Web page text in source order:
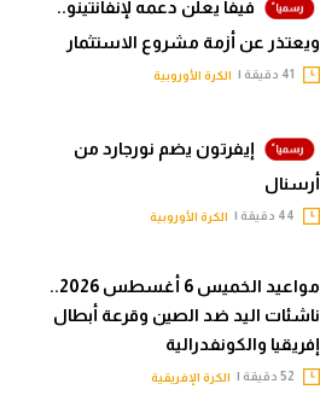
فيفا يعلن دعمه لإنفانتينو..
ويعتذر عن أزمة مشروع الاستثمار
الكرة الأوروبية
إيفرتون يضم نورجارد من
أرسنال
الكرة الأوروبية
مواعيد الخميس 6 أغسطس 2026..
ناشئات اليد ضد الصين وقرعة أبطال
إفريقيا والكونفدرالية
الكرة الإفريقية